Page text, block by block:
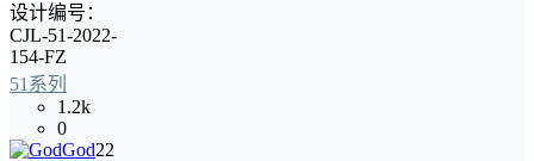
设计编号：
CJL-51-2022-
154-FZ
51系列
1.2k
0
God22